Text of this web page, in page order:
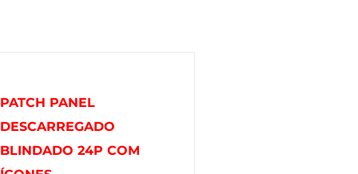
PATCH PANEL
DESCARREGADO
BLINDADO 24P COM